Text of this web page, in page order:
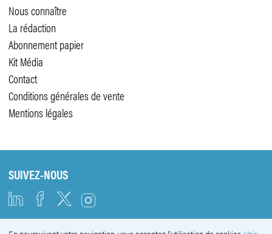
Nous connaître
La rédaction
Abonnement papier
Kit Média
Contact
Conditions générales de vente
Mentions légales
SUIVEZ-NOUS